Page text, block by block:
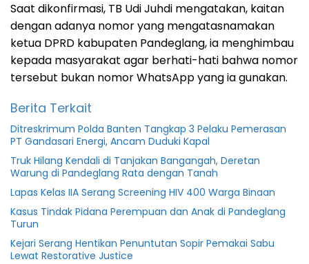
Saat dikonfirmasi, TB Udi Juhdi mengatakan, kaitan
dengan adanya nomor yang mengatasnamakan
ketua DPRD kabupaten Pandeglang, ia menghimbau
kepada masyarakat agar berhati-hati bahwa nomor
tersebut bukan nomor WhatsApp yang ia gunakan.
Berita Terkait
Ditreskrimum Polda Banten Tangkap 3 Pelaku Pemerasan
PT Gandasari Energi, Ancam Duduki Kapal
Truk Hilang Kendali di Tanjakan Bangangah, Deretan
Warung di Pandeglang Rata dengan Tanah
Lapas Kelas IIA Serang Screening HIV 400 Warga Binaan
Kasus Tindak Pidana Perempuan dan Anak di Pandeglang
Turun
Kejari Serang Hentikan Penuntutan Sopir Pemakai Sabu
Lewat Restorative Justice